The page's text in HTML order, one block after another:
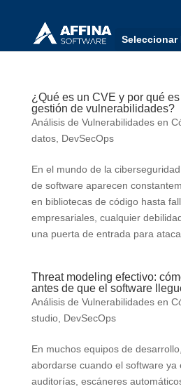
Seleccionar
¿Qué es un CVE y por qué
gestión de vulnerabilidades?
Análisis de Vulnerabilidades en
datos, DevSecOps
En el mundo de la
de software aparecen
en bibliotecas de código hasta
empresariales, cualquier
una puerta de entrada para
Threat modeling efectivo:
antes de que el software
Análisis de Vulnerabilidades en
studio, DevSecOps
En muchos equipos de
abordarse cuando el software ya
auditorías, escáneres